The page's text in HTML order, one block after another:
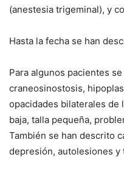
(anestesia trigeminal), y
Hasta la fecha se han
Para algunos pacientes
craneosinostosis,
opacidades bilaterales de
baja, talla pequeña,
También se han descrito
depresión, autolesiones y